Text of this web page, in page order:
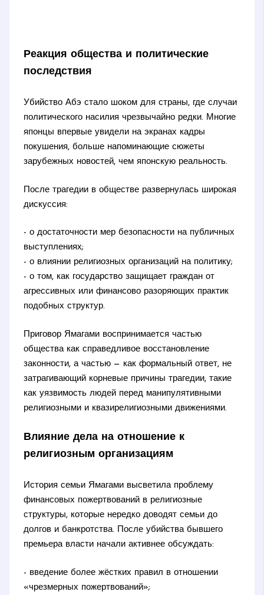
Реакция общества и политические
последствия
Убийство Абэ стало шоком для страны, где случаи
политического насилия чрезвычайно редки. Многие
японцы впервые увидели на экранах кадры
покушения, больше напоминающие сюжеты
зарубежных новостей, чем японскую реальность.
После трагедии в обществе развернулась широкая
дискуссия:
- о достаточности мер безопасности на публичных
выступлениях;
- о влиянии религиозных организаций на политику;
- о том, как государство защищает граждан от
агрессивных или финансово разоряющих практик
подобных структур.
Приговор Ямагами воспринимается частью
общества как справедливое восстановление
законности, а частью — как формальный ответ, не
затрагивающий корневые причины трагедии, такие
как уязвимость людей перед манипулятивными
религиозными и квазирелигиозными движениями.
Влияние дела на отношение к
религиозным организациям
История семьи Ямагами высветила проблему
финансовых пожертвований в религиозные
структуры, которые нередко доводят семьи до
долгов и банкротства. После убийства бывшего
премьера власти начали активнее обсуждать:
- введение более жёстких правил в отношении
«чрезмерных пожертвований»;